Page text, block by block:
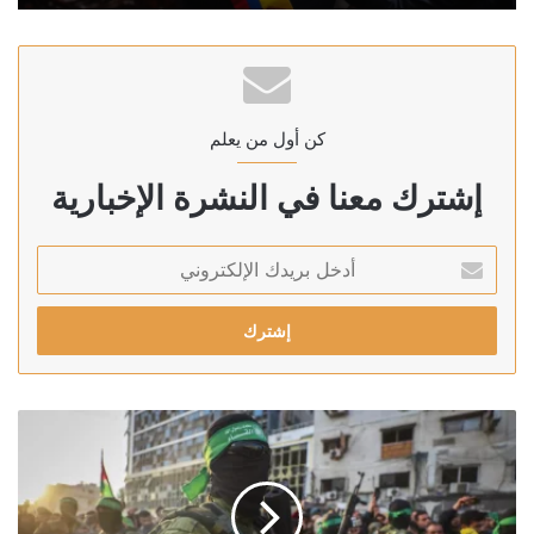
كن أول من يعلم
إشترك معنا في النشرة الإخبارية
بريدك
الإلكتروني